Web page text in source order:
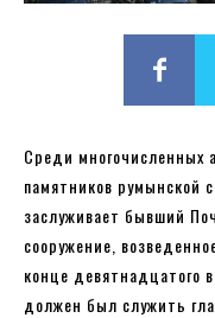
Среди многочисленных
памятников румынской
заслуживает бывший
сооружение,
конце девятнадцатого
должен был служить